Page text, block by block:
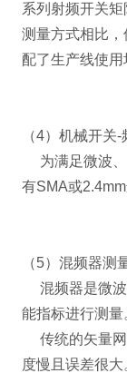
系列射频开关
测量方式相比
配了生产线使
（4）机械开关-
为满足微波
有SMA或
（5）混频器测
混频器是微
能指标进行测量
传统的矢量
度慢且误差很大